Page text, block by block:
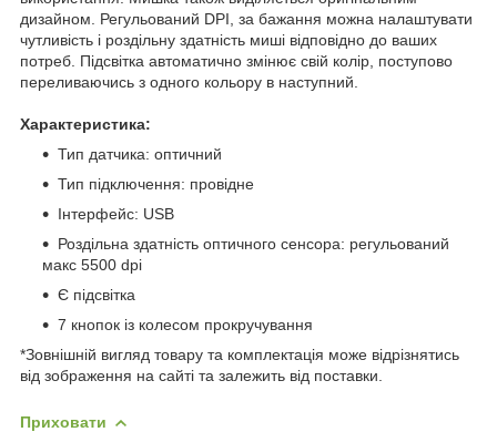
дизайном. Регульований DPI, за бажання можна налаштувати
чутливість і роздільну здатність миші відповідно до ваших
потреб. Підсвітка автоматично змінює свій колір, поступово
переливаючись з одного кольору в наступний.
Характеристика:
Тип датчика: оптичний
Тип підключення: провідне
Інтерфейс: USB
Роздільна здатність оптичного сенсора: регульований
макс 5500 dpi
Є підсвітка
7 кнопок із колесом прокручування
*Зовнішній вигляд товару та комплектація може відрізнятись
від зображення на сайті та залежить від поставки.
Приховати